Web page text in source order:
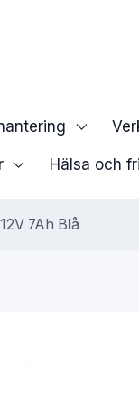
Hälsa och
7Ah Blå